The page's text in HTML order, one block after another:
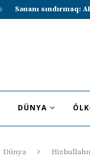
Lavrov Suriya
DÜNYA
Dünya